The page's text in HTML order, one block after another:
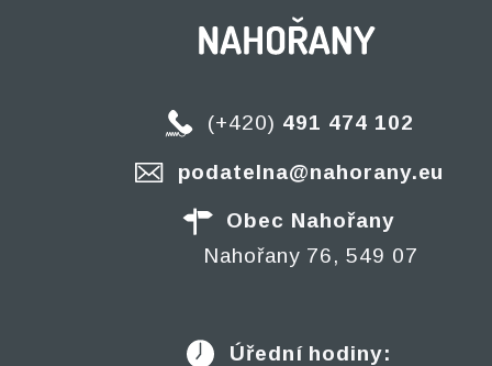
(+420) 491 474 102
podatelna@nahorany.eu
Obec Nahořany
Nahořany 76, 549 07
Úřední hodiny: